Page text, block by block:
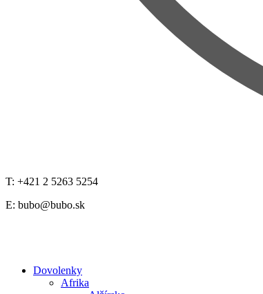
T: +421 2 5263 5254
E: bubo@bubo.sk
Dovolenky
Afrika